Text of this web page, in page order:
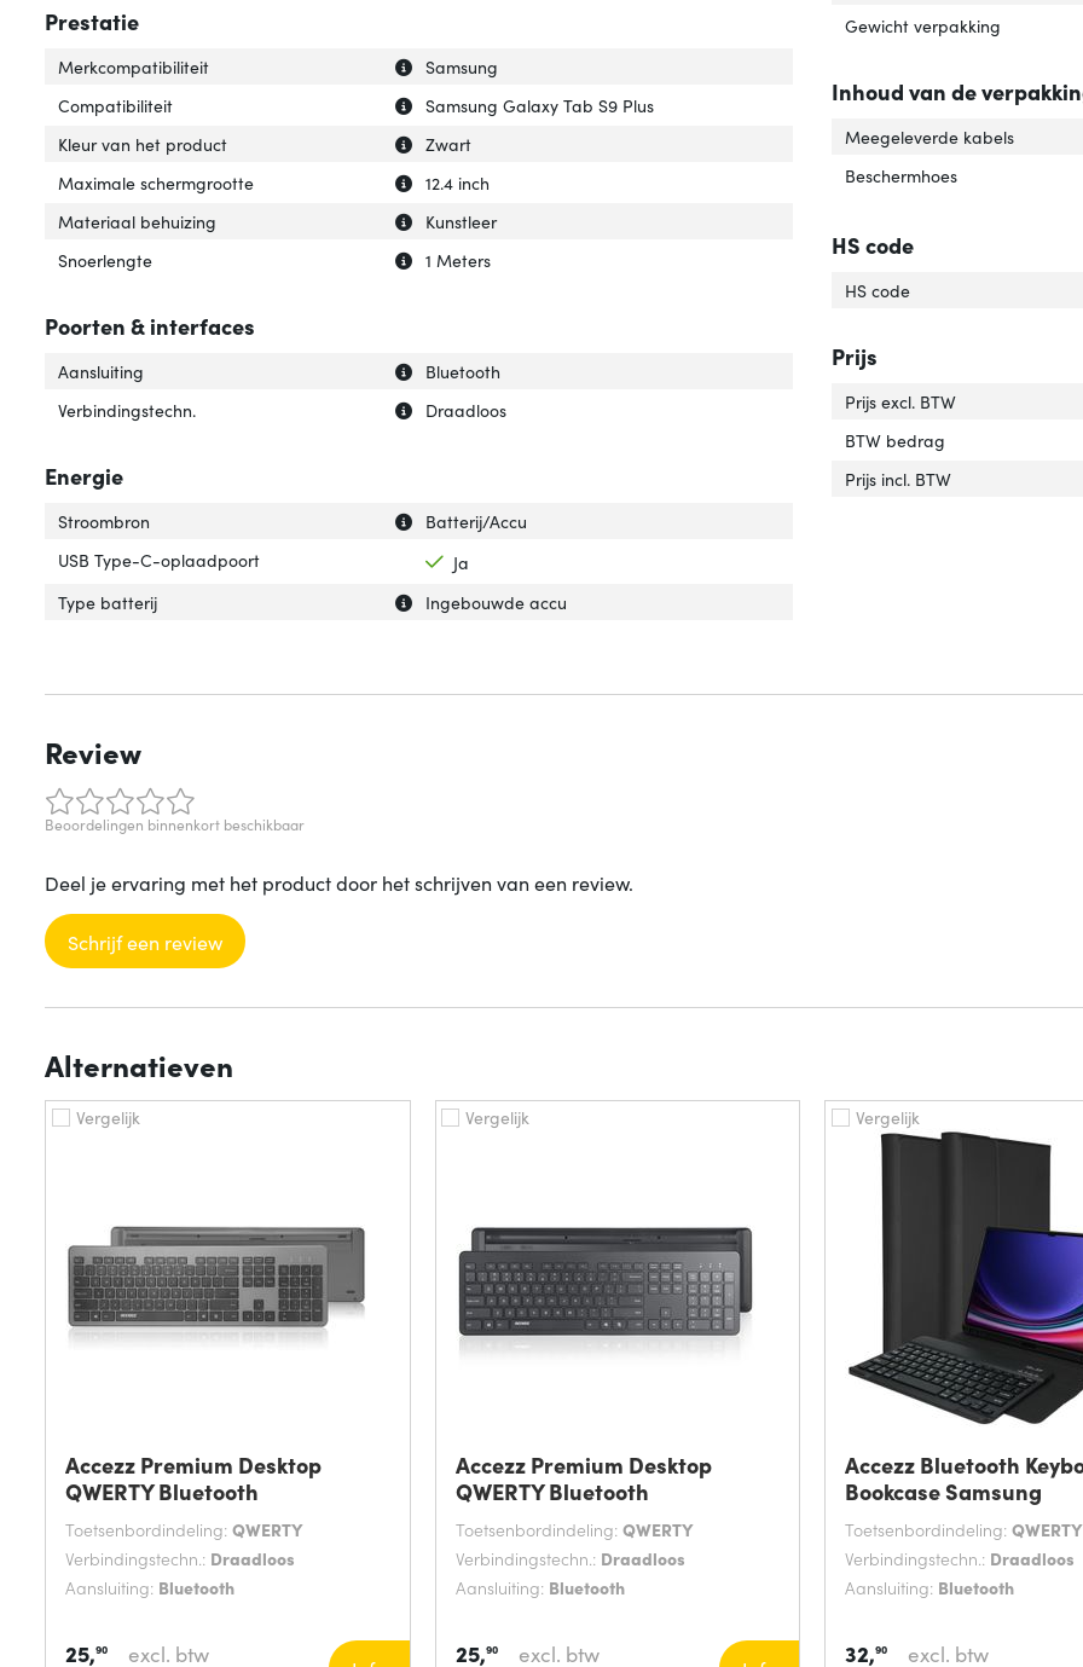
Prestatie
Uitleg over 'Merkcompatibiliteit'
Verberg uitleg over 'Merkcompatibiliteit'
Merkcompatibiliteit
Samsung
Uitleg over 'Compatibiliteit'
Verberg uitleg over 'Compatibiliteit'
Compatibiliteit
Samsung Galaxy Tab S9 Plus
Uitleg over 'Kleur van het product'
Verberg uitleg over 'Kleur van het product'
Kleur van het product
Zwart
Uitleg over 'Maximale schermgrootte'
Verberg uitleg over 'Maximale schermgrootte'
Maximale schermgrootte
12.4 inch
Uitleg over 'Materiaal behuizing'
Verberg uitleg over 'Materiaal behuizing'
Materiaal behuizing
Kunstleer
Uitleg over 'Snoerlengte'
Verberg uitleg over 'Snoerlengte'
Snoerlengte 1 Meters
Poorten & interfaces
Uitleg over 'Aansluiting'
Verberg uitleg over 'Aansluiting'
Aansluiting
Bluetooth
Uitleg over 'Verbindingstechn.'
Verberg uitleg over 'Verbindingstechn.'
Verbindingstechn. Draadloos
Energie
Uitleg over 'Stroombron'
Verberg uitleg over 'Stroombron'
Stroombron
Batterij/Accu
USB Type-C-oplaadpoort
Ja
Uitleg over 'Type batterij'
Verberg uitleg over 'Type batterij'
Type batterij Ingebouwde accu
Gewicht verpakking
Inhoud van de
Meegeleverde kabels
Beschermhoes
HS code
HS code
Prijs
Prijs excl. BTW
BTW bedrag
Prijs incl. BTW
Review
Beoordelingen binnenkort beschikbaar
Deel je ervaring met het product door het schrijven van een review.
Schrijf een review
Alternatieven
Vergelijk
Accezz Premium Desktop
QWERTY Bluetooth
Toetsenbordindeling: QWERTY
Verbindingstechn.: Draadloos
Aansluiting: Bluetooth
25,90 excl. btw
Vergelijk
Accezz Premium Desktop
QWERTY Bluetooth
Toetsenbordindeling: QWERTY
Verbindingstechn.: Draadloos
Aansluiting: Bluetooth
25,90 excl. btw
Vergelijk
Accezz Bluetooth
Bookcase Samsung
Toetsenbordindeling: QWERTY
Verbindingstechn.: Draadloos
Aansluiting: Bluetooth
32,90 excl. btw